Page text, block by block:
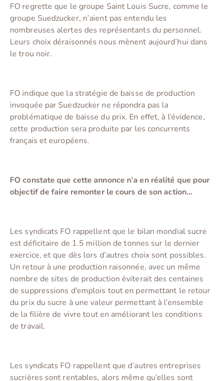
FO regrette que le groupe Saint Louis Sucre, comme le
groupe Suedzucker, n’aient pas entendu les
nombreuses alertes des représentants du personnel.
Leurs choix déraisonnés nous mènent aujourd’hui dans
le trou noir.
FO indique que la stratégie de baisse de production
invoquée par Suedzucker ne répondra pas la
problématique de baisse du prix. En effet, à l’évidence,
cette production sera produite par les concurrents
français et européens.
FO constate que cette annonce n’a en réalité que pour
objectif de faire remonter le cours de son action…
Les syndicats FO rappellent que le bilan mondial sucre
est déficitaire de 1.5 million de tonnes sur le dernier
exercice, et que dès lors d’autres choix sont possibles.
Un retour à une production raisonnée, avec un même
nombre de sites de production éviterait des centaines
de suppressions d’emplois tout en permettant le retour
du prix du sucre à une valeur permettant à l’ensemble
de la filière de vivre tout en améliorant les conditions
de travail.
Les syndicats FO rappellent que d’autres entreprises
sucrières sont rentables, alors même qu’elles sont